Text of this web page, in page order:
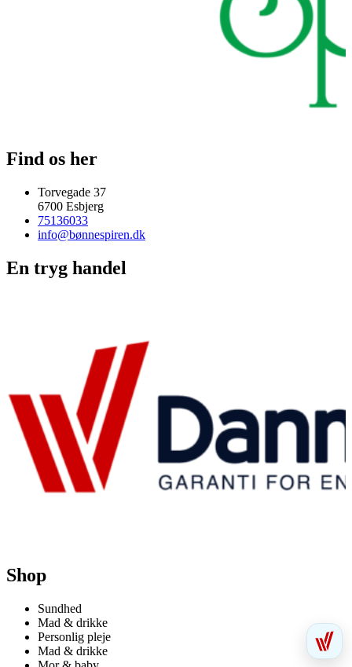
Find os her
Torvegade 37
6700 Esbjerg
75136033
info@bønnespiren.dk
En tryg handel
Shop
Sundhed
Mad & drikke
Personlig pleje
Mad & drikke